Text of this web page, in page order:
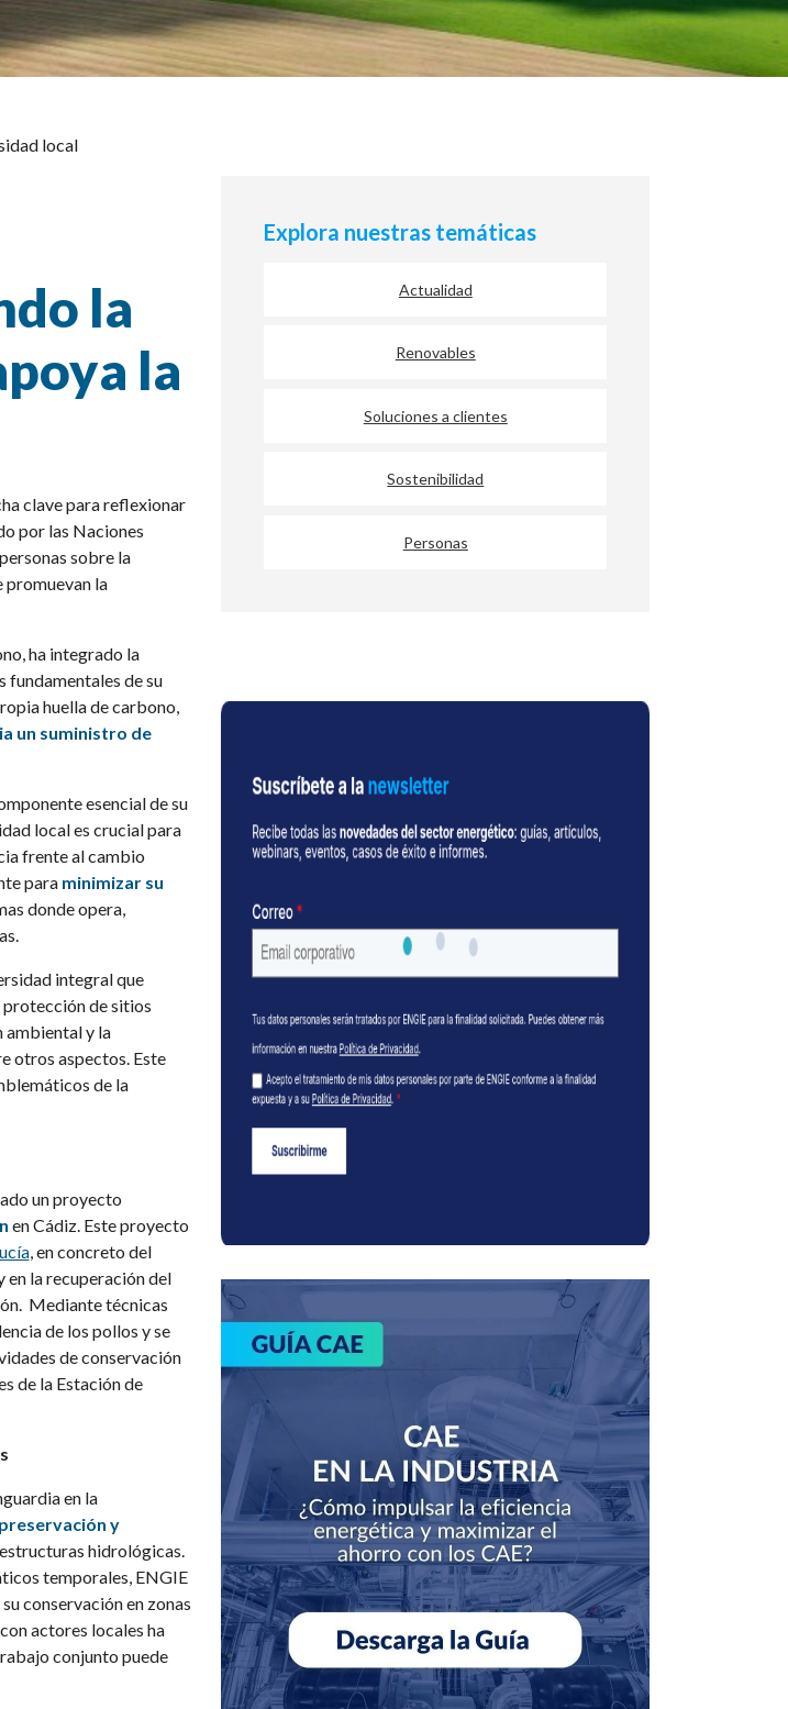
local
la
la
clave para reflexionar
por las Naciones
sobre la
promuevan la
ha integrado la
de su
huella de carbono,
un suministro de
esencial de su
local es crucial para
frente al cambio
para minimizar su
donde opera,
integral que
protección de sitios
ambiental y la
otros aspectos. Este
de la
un proyecto
en Cádiz. Este proyecto
, en concreto del
en la recuperación del
Mediante técnicas
de los pollos y se
de conservación
de la Estación de
en la
preservación y
hidrológicas.
temporales, ENGIE
conservación en zonas
actores locales ha
conjunto puede
Explora nuestras temáticas
Actualidad
Renovables
Soluciones a clientes
Sostenibilidad
Personas